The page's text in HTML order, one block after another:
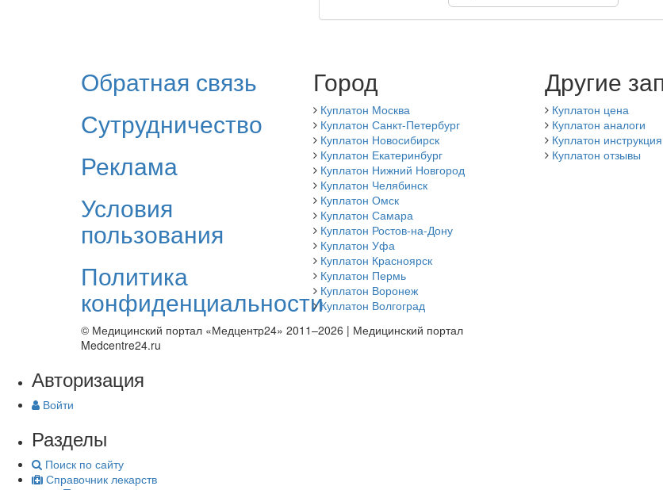
Обратная связь
Сутрудничество
Реклама
Условия
пользования
Политика
конфиденциальности
Город
Куплатон Москва
Куплатон Санкт-Петербург
Куплатон Новосибирск
Куплатон Екатеринбург
Куплатон Нижний Новгород
Куплатон Челябинск
Куплатон Омск
Куплатон Самара
Куплатон Ростов-на-Дону
Куплатон Уфа
Куплатон Красноярск
Куплатон Пермь
Куплатон Воронеж
Куплатон Волгоград
Другие
Куплатон цена
Куплатон аналоги
Куплатон инструкция
Куплатон отзывы
© Медицинский портал «Медцентр24» 2011–2026 | Медицинский портал
Medcentre24.ru
Авторизация
Войти
Разделы
Поиск по сайту
Справочник лекарств